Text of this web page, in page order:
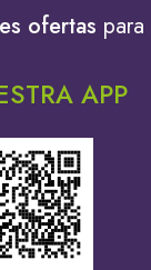
ofertas
APP